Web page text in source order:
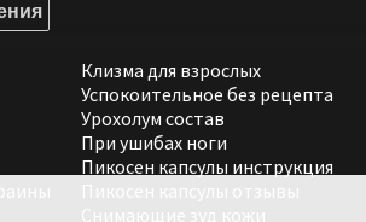
Клизма для взрослых
Успокоительное без рецепта
Урохолум состав
При ушибах ноги
Пикосен капсулы инструкция